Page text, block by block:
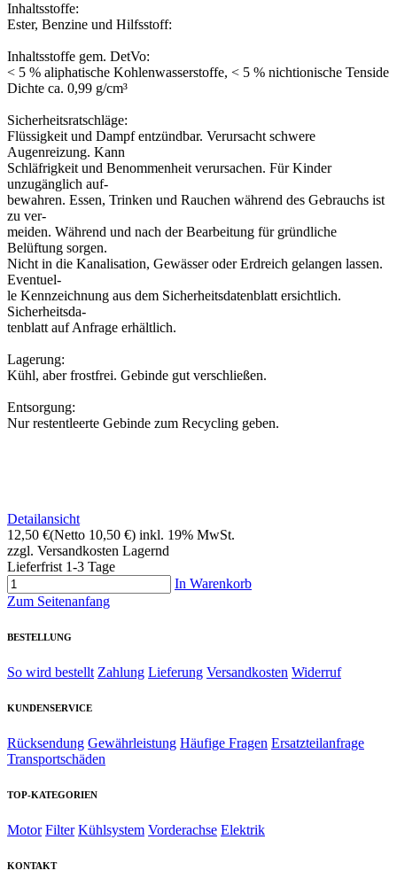
Inhaltsstoffe:
Ester, Benzine und Hilfsstoff:
Inhaltsstoffe gem. DetVo:
< 5 % aliphatische Kohlenwasserstoffe, < 5 % nichtionische Tenside
Dichte ca. 0,99 g/cm³
Sicherheitsratschläge:
Flüssigkeit und Dampf entzündbar. Verursacht schwere
Augenreizung. Kann
Schläfrigkeit und Benommenheit verursachen. Für Kinder
unzugänglich auf-
bewahren. Essen, Trinken und Rauchen während des Gebrauchs ist
zu ver-
meiden. Während und nach der Bearbeitung für gründliche
Belüftung sorgen.
Nicht in die Kanalisation, Gewässer oder Erdreich gelangen lassen.
Eventuel-
le Kennzeichnung aus dem Sicherheitsdatenblatt ersichtlich.
Sicherheitsda-
tenblatt auf Anfrage erhältlich.
Lagerung:
Kühl, aber frostfrei. Gebinde gut verschließen.
Entsorgung:
Nur restentleerte Gebinde zum Recycling geben.
Detailansicht
12,50 €(Netto 10,50 €) inkl. 19% MwSt.
zzgl. Versandkosten Lagernd
Lieferfrist 1-3 Tage
In Warenkorb
Zum Seitenanfang
BESTELLUNG
So wird bestellt Zahlung Lieferung Versandkosten Widerruf
KUNDENSERVICE
Rücksendung Gewährleistung Häufige Fragen Ersatzteilanfrage
Transportschäden
TOP-KATEGORIEN
Motor Filter Kühlsystem Vorderachse Elektrik
KONTAKT